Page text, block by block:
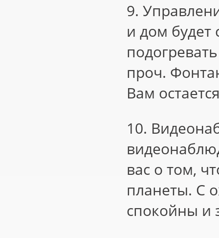
9.
и дом
проч.
Вам
10.
вас о том,
планеты. С
спокойны и